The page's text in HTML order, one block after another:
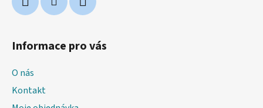
Informace pro vás
O nás
Kontakt